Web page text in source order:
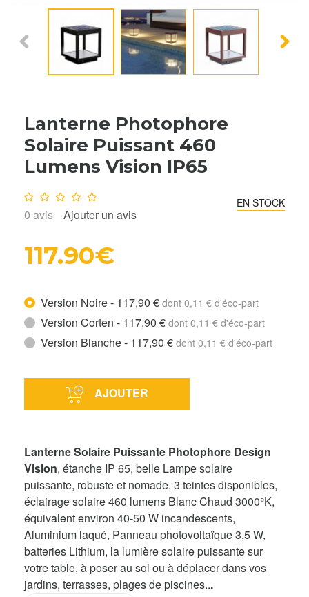
Lanterne Photophore
Solaire Puissant 460
Lumens Vision IP65
Note : 0/10
0 avis Ajouter un avis
EN STOCK
117.90€
Version Noire - 117,90 € dont 0,11 € d'éco-part
Version Corten - 117,90 € dont 0,11 € d'éco-part
Version Blanche - 117,90 € dont 0,11 € d'éco-part
AJOUTER
Lanterne Solaire Puissante Photophore Design
Vision, étanche IP 65, belle Lampe solaire
puissante, robuste et nomade, 3 teintes disponibles,
éclairage solaire 460 lumens Blanc Chaud 3000°K,
équivalent environ 40-50 W incandescents,
Aluminium laqué, Panneau photovoltaïque 3,5 W,
batteries Lithium, la lumière solaire puissante sur
votre table, à poser au sol ou à déplacer dans vos
jardins, terrasses, plages de piscines...